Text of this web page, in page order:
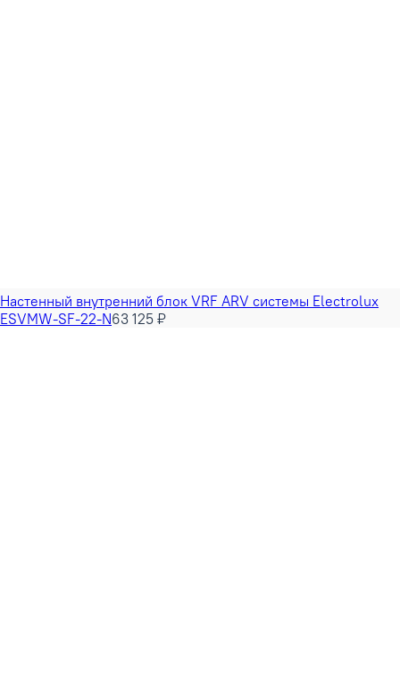
Настенный внутренний блок VRF ARV системы Electrolux
ESVMW-SF-22-N63 125 ₽